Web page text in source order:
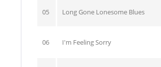
05 Long Gone Lonesome Blues
06 I'm Feeling Sorry